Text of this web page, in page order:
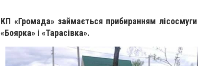
КП «Громада» займається прибиранням
«Боярка» і «Тарасівка».